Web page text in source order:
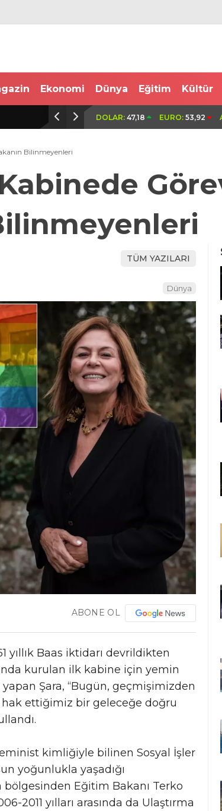
Ekonomi Dünya Eğitim Kültür
iş yerindeki binlerce İki grup arasında çıkan
DOLAR: 47,18 EURO: 53,92
Bilinmeyenleri
TÜM YAZILARI
Dünya
ABONE OL
yıllık Baas iktidarı devrildikten
kurulan ilk kabine için yemin
Şara, “Bugün, geçmişimizden
hak ettiğimiz bir geleceğe doğru
kimliğiyle bilinen Sosyal İşler
yoğunlukla yaşadığı
bölgesinden Eğitim Bakanı Terko
2011 yılları arasında da Ulaştırma